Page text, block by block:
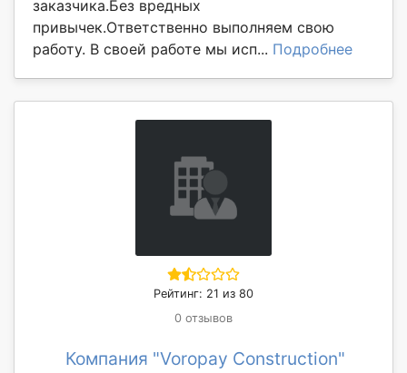
заказчика.Без вредных
привычек.Ответственно выполняем свою
работу. В своей работе мы исп... Подробнее
Рейтинг: 21 из 80
0 отзывов
Компания "Voropay Construction"